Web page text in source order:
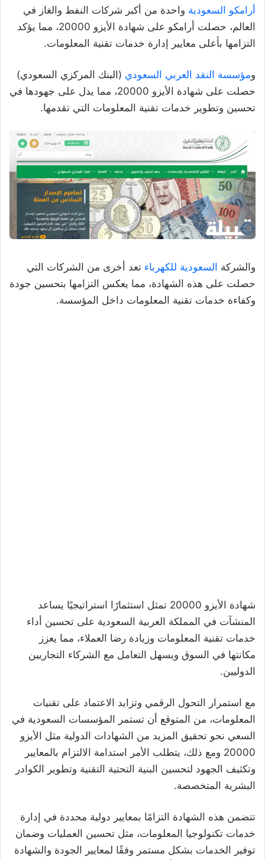
أرامكو السعودية واحدة من أكبر شركات النفط والغاز في
العالم، حصلت أرامكو على شهادة الأيزو 20000، مما يؤكد
التزامها بأعلى معايير إدارة خدمات تقنية المعلومات.
ومؤسسة النقد العربي السعودي (البنك المركزي السعودي)
حصلت على شهادة الأيزو 20000، مما يدل على جهودها في
تحسين وتطوير خدمات تقنية المعلومات التي تقدمها.
والشركة السعودية للكهرباء تعد أخرى من الشركات التي
حصلت على هذه الشهادة، مما يعكس التزامها بتحسين جودة
وكفاءة خدمات تقنية المعلومات داخل المؤسسة.
شهادة الأيزو 20000 تمثل استثمارًا استراتيجيًا يساعد
المنشآت في المملكة العربية السعودية على تحسين أداء
خدمات تقنية المعلومات وزيادة رضا العملاء، مما يعزز
مكانتها في السوق ويسهل التعامل مع الشركاء التجاريين
الدوليين.
مع استمرار التحول الرقمي وتزايد الاعتماد على تقنيات
المعلومات، من المتوقع أن تستمر المؤسسات السعودية في
السعي نحو تحقيق المزيد من الشهادات الدولية مثل الأيزو
20000 ومع ذلك، يتطلب الأمر استدامة الالتزام بالمعايير
وتكثيف الجهود لتحسين البنية التحتية التقنية وتطوير الكوادر
البشرية المتخصصة.
تتضمن هذه الشهادة التزامًا بمعايير دولية محددة في إدارة
خدمات تكنولوجيا المعلومات، مثل تحسين العمليات وضمان
توفير الخدمات بشكل مستمر وفقًا لمعايير الجودة والشهادة